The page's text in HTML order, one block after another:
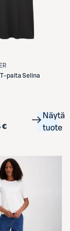
T-paita Selina
€
Näytä
tuote